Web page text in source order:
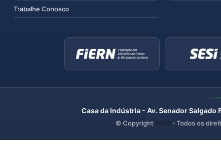
Trabalhe Conosco
Casa da Indústria - Av. Senador
© Copyright 2026 - Todos os